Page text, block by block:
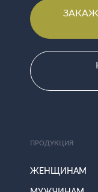
ПРОДУКЦИЯ
ЖЕНЩИНАМ